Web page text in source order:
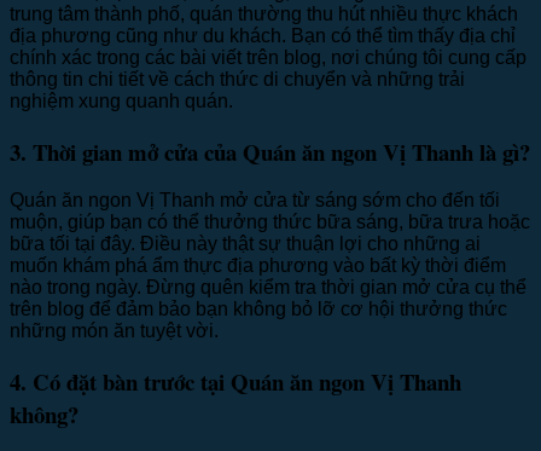
trung tâm thành phố, quán thường thu hút nhiều thực khách
địa phương cũng như du khách. Bạn có thể tìm thấy địa chỉ
chính xác trong các bài viết trên blog, nơi chúng tôi cung cấp
thông tin chi tiết về cách thức di chuyển và những trải
nghiệm xung quanh quán.
3. Thời gian mở cửa của Quán ăn ngon Vị Thanh là gì?
Quán ăn ngon Vị Thanh mở cửa từ sáng sớm cho đến tối
muộn, giúp bạn có thể thưởng thức bữa sáng, bữa trưa hoặc
bữa tối tại đây. Điều này thật sự thuận lợi cho những ai
muốn khám phá ẩm thực địa phương vào bất kỳ thời điểm
nào trong ngày. Đừng quên kiểm tra thời gian mở cửa cụ thể
trên blog để đảm bảo bạn không bỏ lỡ cơ hội thưởng thức
những món ăn tuyệt vời.
4. Có đặt bàn trước tại Quán ăn ngon Vị Thanh
không?